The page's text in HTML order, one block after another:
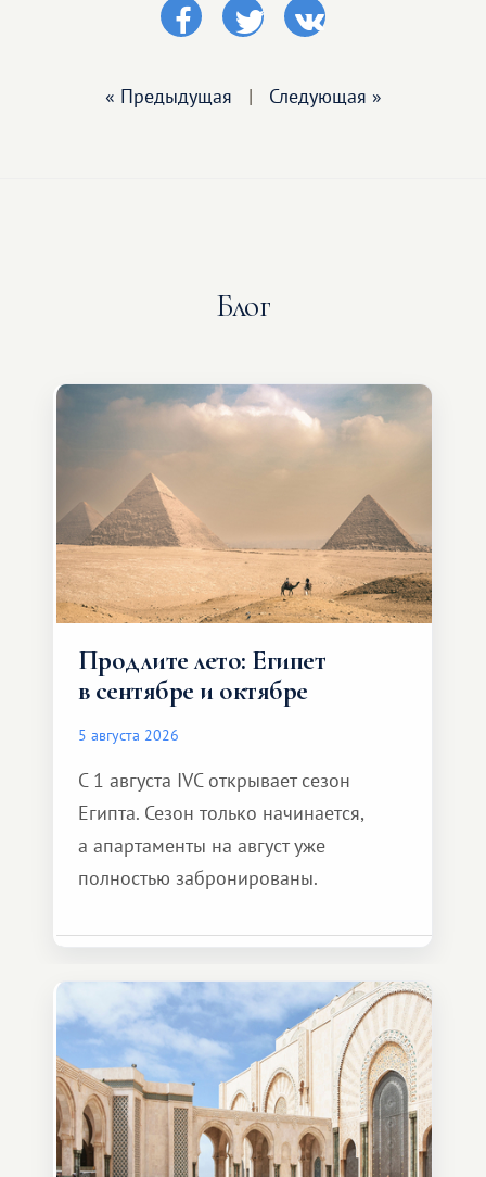
« Предыдущая | Следующая »
Блог
Продлите лето: Египет
в сентябре и октябре
5 августа 2026
С 1 августа IVC открывает сезон
Египта. Сезон только начинается,
а апартаменты на август уже
полностью забронированы.